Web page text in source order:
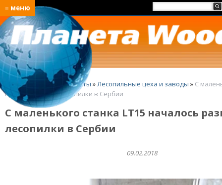
≡ меню
Главная Лучшие проекты »Лесопильные цеха и заводы » С
преуспевающей лесопилки в Сербии
С маленького станка LT15 началось
лесопилки в Сербии
09.02.2018